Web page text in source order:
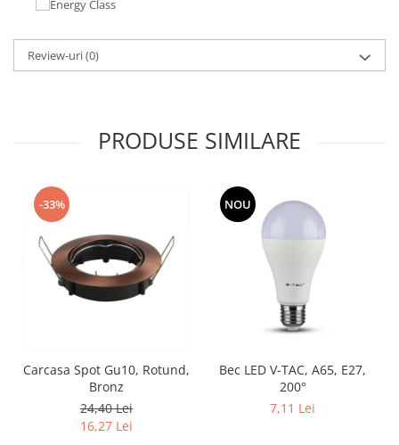
Review-uri(0)
PRODUSE SIMILARE
-33%
Carcasa Spot Gu10, Rotund,
Bronz
24,40 Lei
16,27 Lei
NOU
Bec LED V-TAC, A65, E27,
200°
7,11 Lei